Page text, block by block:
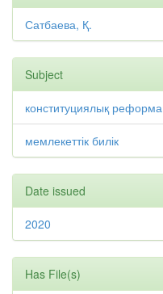
Сатбаева, Қ.
Subject
конституциялық реформа
мемлекеттік билік
Date issued
2020
Has File(s)